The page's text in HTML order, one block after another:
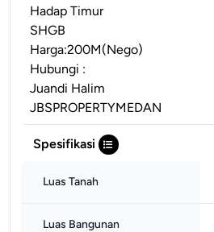
Hadap Timur
SHGB
Harga:200M(Nego)
Hubungi :
Juandi Halim
JBSPROPERTYMEDAN
Spesifikasi
Luas Tanah
Luas Bangunan